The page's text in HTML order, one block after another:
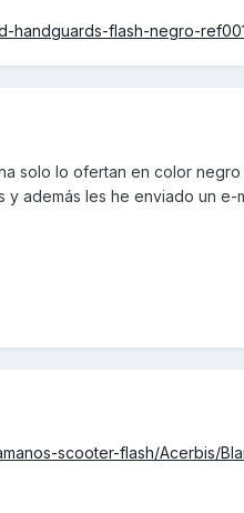
handguards-flash-negro-
solo lo ofertan en color
además les he enviado un e-
scooter-flash/Acerbis/